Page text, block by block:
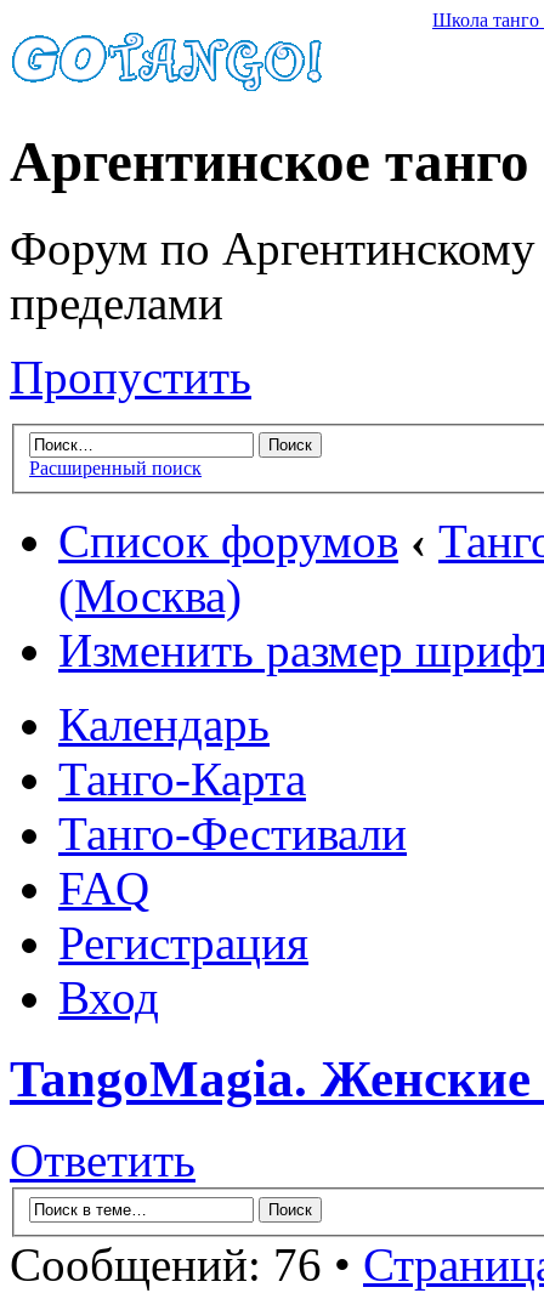
Школа танго
Аргентинское танго
Форум по Аргентинскому
пределами
Пропустить
Расширенный поиск
Список форумов ‹
(Москва)
Изменить размер
Календарь
Танго-Карта
Танго-Фестивали
FAQ
Регистрация
Вход
TangoMagia. Женские
Ответить
Сообщений: 76 •